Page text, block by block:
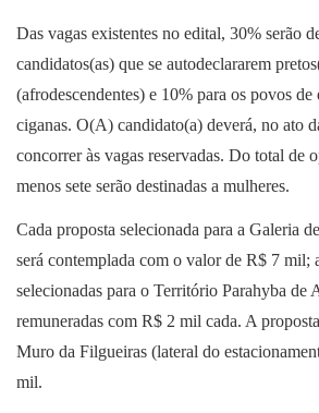
Das vagas existentes no edital, 30% serão
candidatos(as) que se autodeclararem
(afrodescendentes) e 10% para os povos de
ciganas. O(A) candidato(a) deverá, no ato
concorrer às vagas reservadas. Do total de
menos sete serão destinadas a mulheres.
Cada proposta selecionada para a Galeria
será contemplada com o valor de R$ 7 mil;
selecionadas para o Território Parahyba de
remuneradas com R$ 2 mil cada. A
Muro da Filgueiras (lateral do
mil.